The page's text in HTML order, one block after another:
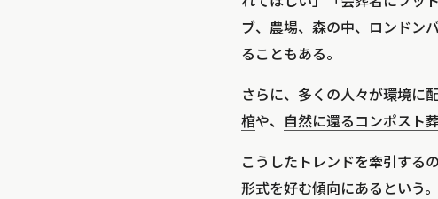
ブ、農場、森の中、ロンドン
ることもある。
さらに、多くの人々が環境に
棺や、 自然に還るコンポスト
こうしたトレンドを牽引する
形式を好む傾向にあるという